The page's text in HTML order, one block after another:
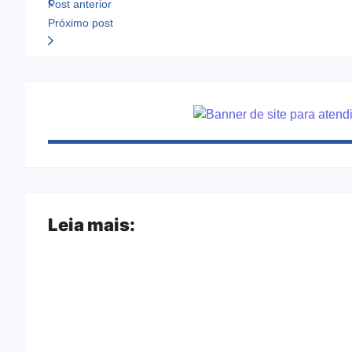
Post anterior
Próximo post
Leia mais: